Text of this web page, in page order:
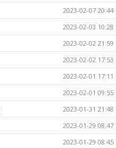
2023-02-07 20:44
2023-02-03 10:28
2023-02-02 21:59
2023-02-02 17:53
2023-02-01 17:11
2023-02-01 09:55
2023-01-31 21:48
2023-01-29 08:47
2023-01-29 08:45